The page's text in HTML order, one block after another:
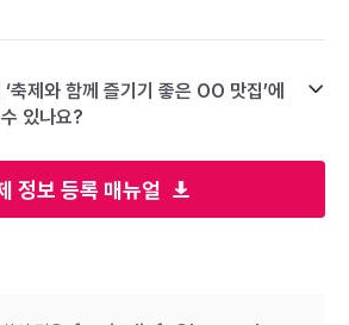
정보 등록 매뉴얼
축제와 함께 즐기기 좋은 OO 맛집’에
있나요?